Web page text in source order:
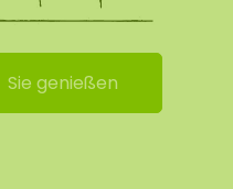
Sie genießen